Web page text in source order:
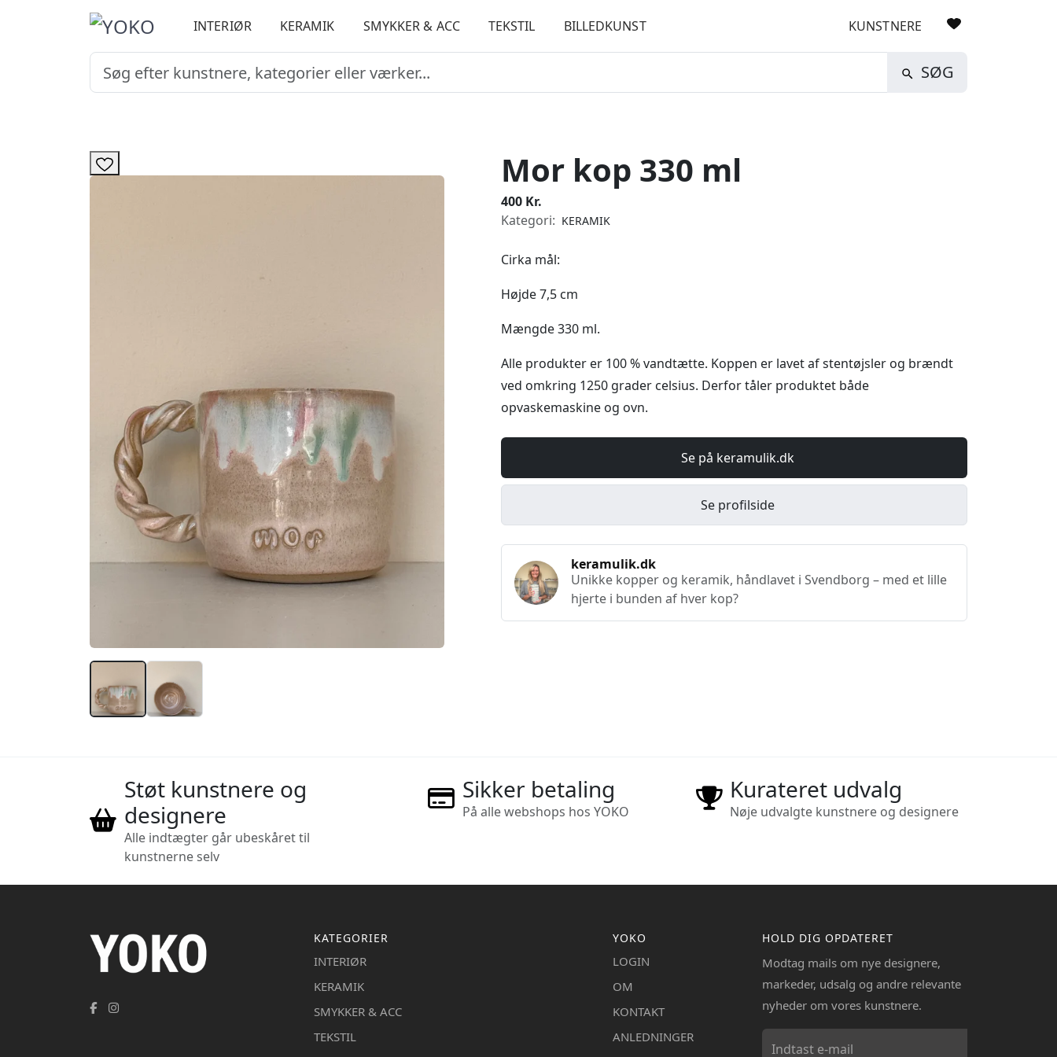
INTERIØR KERAMIK SMYKKER & ACC TEKSTIL BILLEDKUNST KUNSTNERE
SØG
Mor kop 330 ml
400 Kr.
Kategori: KERAMIK
Cirka mål:
Højde 7,5 cm
Mængde 330 ml.
Alle produkter er 100 % vandtætte. Koppen er lavet af stentøjsler og brændt
ved omkring 1250 grader celsius. Derfor tåler produktet både
opvaskemaskine og ovn.
Se på keramulik.dk
Se profilside
keramulik.dk
Unikke kopper og keramik, håndlavet i Svendborg – med et lille
hjerte i bunden af hver kop?
Støt kunstnere og
designere
Alle indtægter går ubeskåret til
kunstnerne selv
Sikker betaling
På alle webshops hos YOKO
Kurateret udvalg
Nøje udvalgte kunstnere og designere
KATEGORIER
INTERIØR
KERAMIK
SMYKKER & ACC
TEKSTIL
YOKO
LOGIN
OM
KONTAKT
ANLEDNINGER
HOLD DIG OPDATERET
Modtag mails om nye designere,
markeder, udsalg og andre relevante
nyheder om vores kunstnere.